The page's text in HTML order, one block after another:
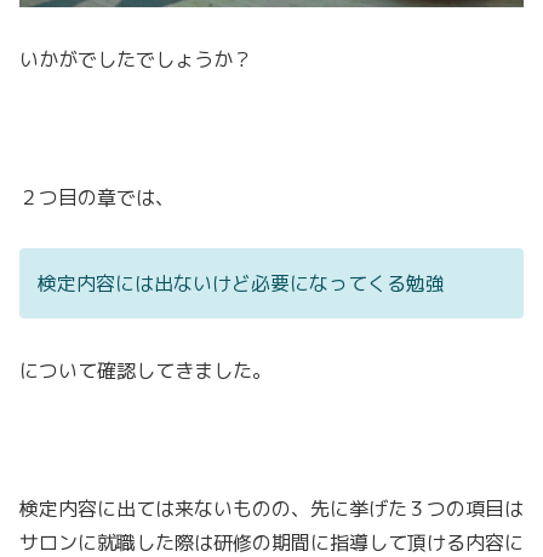
いかがでしたでしょうか？
２つ目の章では、
検定内容には出ないけど必要になってくる勉強
について確認してきました。
検定内容に出ては来ないものの、先に挙げた３つの項目は
サロンに就職した際は研修の期間に指導して頂ける内容に